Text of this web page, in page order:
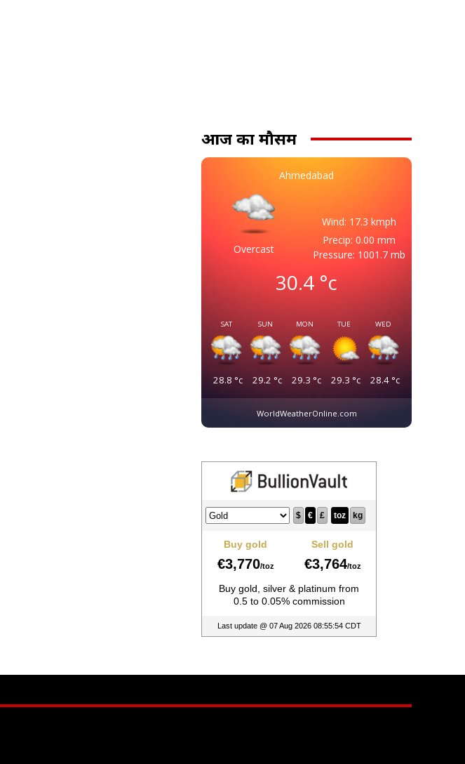
आज का मौसम
Ahmedabad
Overcast
Wind: 17.3 kmph
Precip: 0.00 mm
Pressure: 1001.7 mb
30.4°c
SAT
28.8 °c
SUN
29.2 °c
MON
29.3 °c
TUE
29.3 °c
WED
28.4°c
WorldWeatherOnline.com